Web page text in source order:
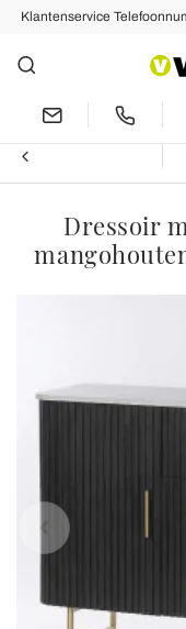
Klantenservice
Dressoir